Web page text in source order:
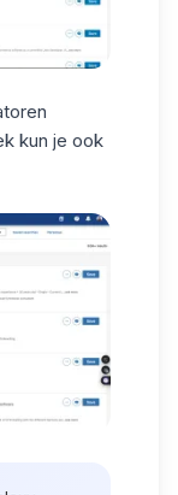
kun je ook